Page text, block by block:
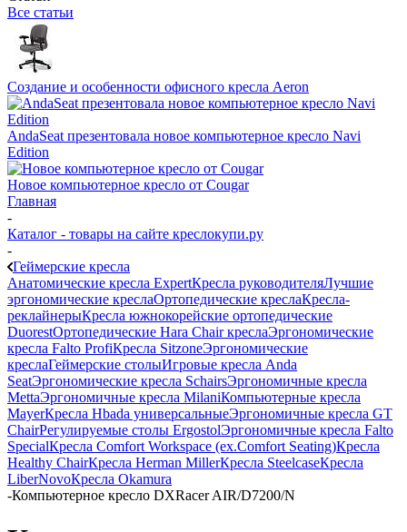
Все статьи
Создание и особенности офисного кресла Aeron
AndaSeat презентовала новое компьютерное кресло Navi
Edition
Новое компьютерное кресло от Cougar
Главная
-
Каталог - товары на сайте креслокупи.ру
-
Геймерские кресла
Анатомические кресла ExpertКресла руководителяЛучшие
эргономические креслаОртопедические креслаКресла-
реклайнерыКресла южнокорейские ортопедические
DuorestОртопедические Hara Chair креслаЭргономические
кресла Falto ProfiКресла SitzoneЭргономические
креслаГеймерские столыИгровые кресла Anda
SeatЭргономические кресла SchairsЭргономичные кресла
MettaЭргономичные кресла MilaniКомпьютерные кресла
MayerКресла Hbada универсальныеЭргономичные кресла GT
ChairРегулируемые столы ErgostolЭргономичные кресла Falto
SpecialКресла Comfort Workspace (ex.Comfort Seating)Кресла
Healthy ChairКресла Herman MillerКресла SteelcaseКресла
LiberNovoКресла Okamura
-Компьютерное кресло DXRacer AIR/D7200/N